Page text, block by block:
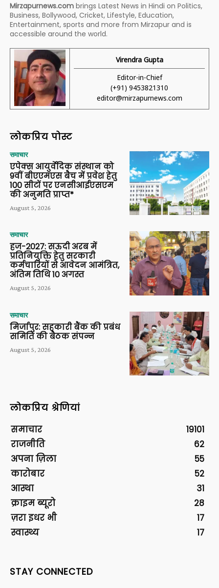
Mirzapurnews.com brings Latest News in Hindi on Politics,
Business, Bollywood, Cricket, Lifestyle, Education,
Entertainment, sports and more from Mirzapur and is
accessible around the world.
Virendra Gupta
Editor-in-Chief
(+91) 9453821310
editor@mirzapurnews.com
लोकप्रिय पोस्ट
समाचार
एपेक्स आयुर्वेदिक संस्थान को
9वीं बीएएमएस बैच में प्रवेश हेतु
100 सीटों पर एनसीआईएसएम
की अनुमति प्राप्त*
August 5, 2026
समाचार
हज-2027: सऊदी अरब में
प्रतिनियुक्ति हेतु सरकारी
कर्मचारियों से आवेदन आमंत्रित,
अंतिम तिथि 10 अगस्त
August 5, 2026
समाचार
मिर्जापुर: सहकारी बैंक की प्रबंध
समिति की बैठक संपन्न
August 5, 2026
लोकप्रिय श्रेणियां
समाचार
19101
राजनीति
62
अपना ज़िला
55
कारोबार
52
आस्था
31
क्राइम ब्यूरो
28
ज़रा इधर भी
17
स्वास्थ्य
17
STAY CONNECTED